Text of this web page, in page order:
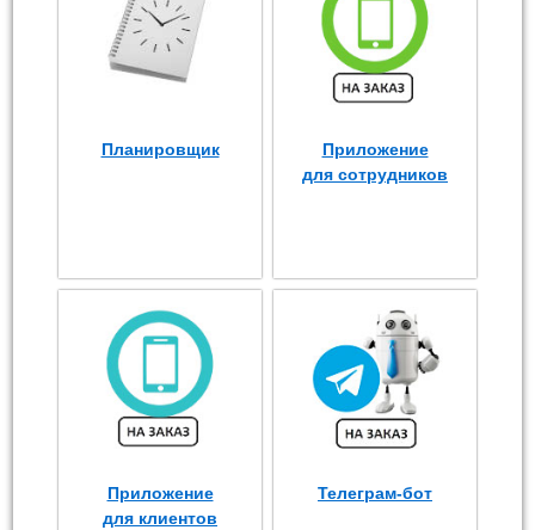
Планировщик
Приложение
для сотрудников
Приложение
для клиентов
Телеграм-бот